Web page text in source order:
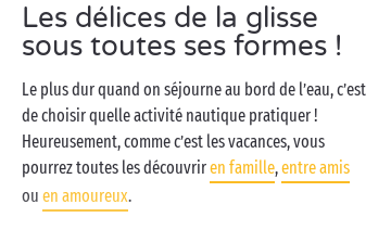
Les délices de la glisse
sous toutes ses formes !
Le plus dur quand on séjourne au bord de l’eau, c’est
de choisir quelle activité nautique pratiquer !
Heureusement, comme c’est les vacances, vous
pourrez toutes les découvriren famille,entre amis
ou en amoureux.